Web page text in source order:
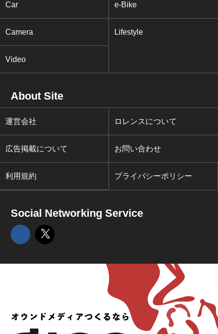
Car e-Bike
Camera Lifestyle
Video
About Site
運営会社 ロレンスについて
広告掲載について お問い合わせ
利用規約 プライバシーポリシー
Social Networking Service